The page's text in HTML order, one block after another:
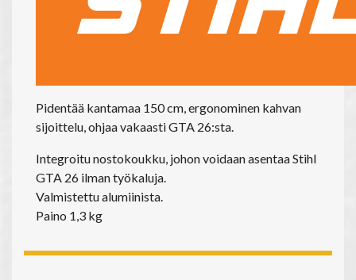
Pidentää kantamaa 150 cm, ergonominen kahvan
sijoittelu, ohjaa vakaasti GTA 26:sta.
Integroitu nostokoukku, johon voidaan asentaa Stihl
GTA 26 ilman työkaluja.
Valmistettu alumiinista.
Paino 1,3 kg